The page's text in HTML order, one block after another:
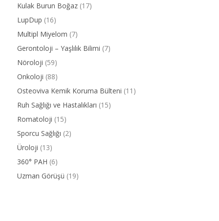
Kulak Burun Boğaz (17)
LupDup (16)
Multipl Miyelom (7)
Gerontoloji – Yaşlılık Bilimi (7)
Nöroloji (59)
Onkoloji (88)
Osteoviva Kemik Koruma Bülteni (11)
Ruh Sağlığı ve Hastalıkları (15)
Romatoloji (15)
Sporcu Sağlığı (2)
Üroloji (13)
360° PAH (6)
Uzman Görüşü (19)